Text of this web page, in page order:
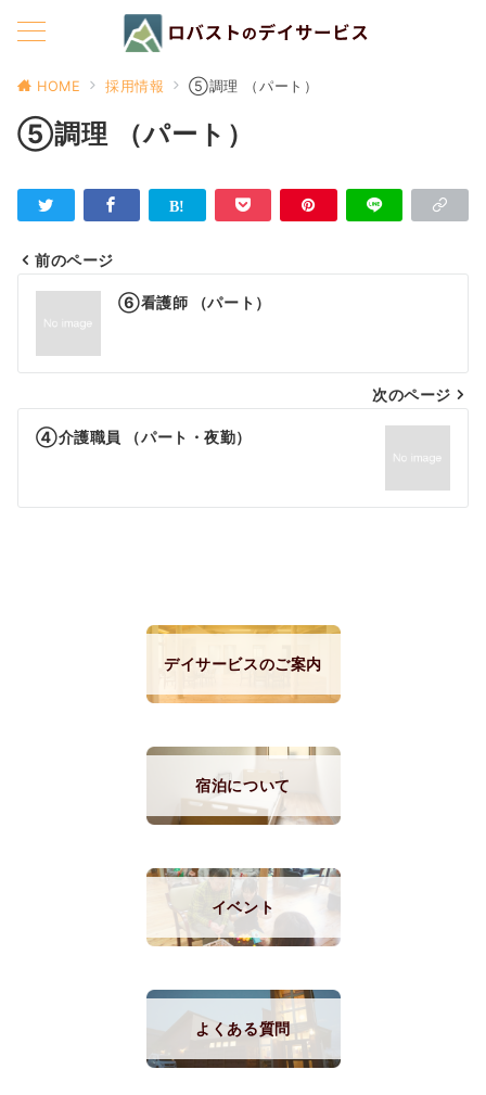
HOME 採用情報 ⑤調理 （パート）
⑤調理 （パート）
投
ナ
ビ
ゲ
シ
前のページ
⑥看護師 （パート）
次のページ
④介護職員 （パート・夜勤）
デイサービスのご案内
宿泊について
イベント
よくある質問